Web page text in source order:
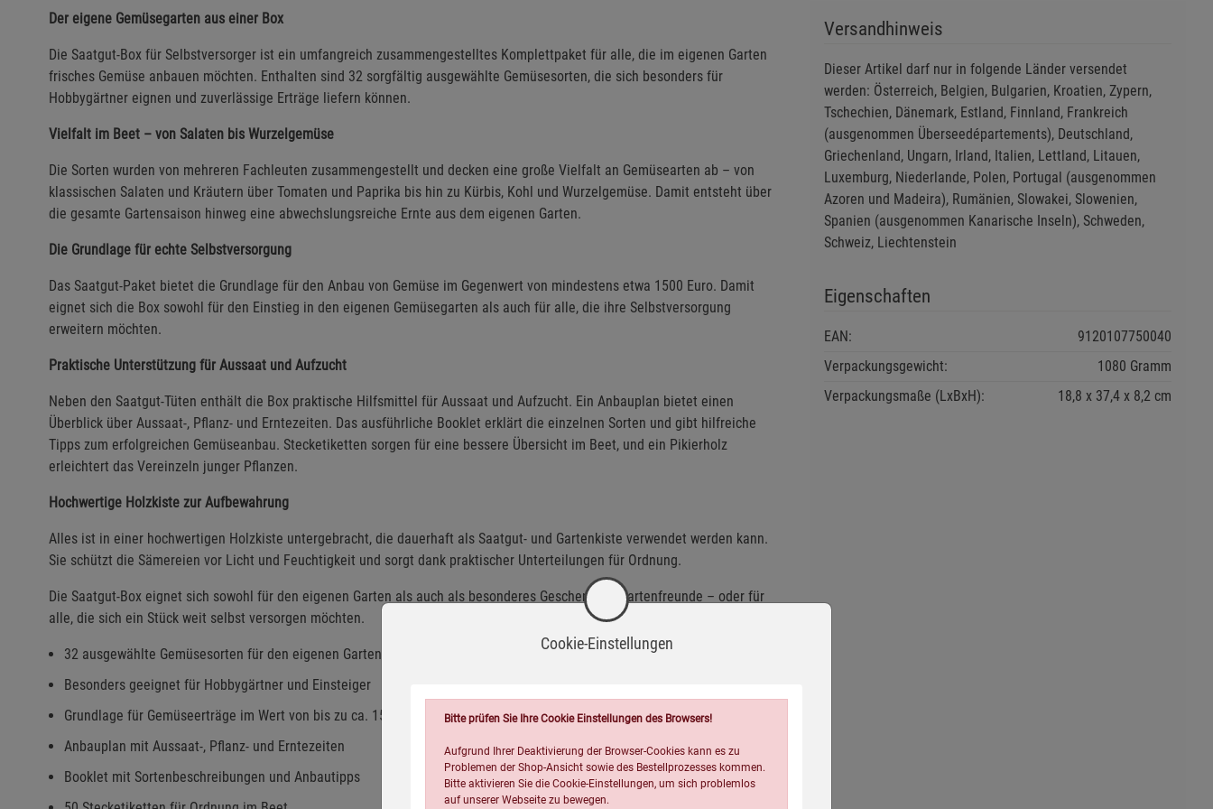
Der eigene Gemüsegarten aus einer Box
Die Saatgut-Box für Selbstversorger ist ein umfangreich zusammengestelltes Komplettpaket für alle, die im eigenen Garten
frisches Gemüse anbauen möchten. Enthalten sind 32 sorgfältig ausgewählte Gemüsesorten, die sich besonders für
Hobbygärtner eignen und zuverlässige Erträge liefern können.
Vielfalt im Beet – von Salaten bis Wurzelgemüse
Die Sorten wurden von mehreren Fachleuten zusammengestellt und decken eine große Vielfalt an Gemüsearten ab – von
klassischen Salaten und Kräutern über Tomaten und Paprika bis hin zu Kürbis, Kohl und Wurzelgemüse. Damit entsteht über
die gesamte Gartensaison hinweg eine abwechslungsreiche Ernte aus dem eigenen Garten.
Die Grundlage für echte Selbstversorgung
Das Saatgut-Paket bietet die Grundlage für den Anbau von Gemüse im Gegenwert von mindestens etwa 1500 Euro. Damit
eignet sich die Box sowohl für den Einstieg in den eigenen Gemüsegarten als auch für alle, die ihre Selbstversorgung
erweitern möchten.
Praktische Unterstützung für Aussaat und Aufzucht
Neben den Saatgut-Tüten enthält die Box praktische Hilfsmittel für Aussaat und Aufzucht. Ein Anbauplan bietet einen
Überblick über Aussaat-, Pflanz- und Erntezeiten. Das ausführliche Booklet erklärt die einzelnen Sorten und gibt hilfreiche
Tipps zum erfolgreichen Gemüseanbau. Stecketiketten sorgen für eine bessere Übersicht im Beet, und ein Pikierholz
erleichtert das Vereinzeln junger Pflanzen.
Hochwertige Holzkiste zur Aufbewahrung
Alles ist in einer hochwertigen Holzkiste untergebracht, die dauerhaft als Saatgut- und Gartenkiste verwendet werden kann.
Sie schützt die Sämereien vor Licht und Feuchtigkeit und sorgt dank praktischer Unterteilungen für Ordnung.
Die Saatgut-Box eignet sich sowohl für den eigenen Garten als auch als besonderes Geschenk für Gartenfreunde – oder für
alle, die sich ein Stück weit selbst versorgen möchten.
32 ausgewählte Gemüsesorten für den eigenen Garten
Besonders geeignet für Hobbygärtner und Einsteiger
Grundlage für Gemüseerträge im Wert von bis zu ca. 1500 Euro
Anbauplan mit Aussaat-, Pflanz- und Erntezeiten
Booklet mit Sortenbeschreibungen und Anbautipps
Versandhinweis
Dieser Artikel darf nur in folgende Länder versendet
werden: Österreich, Belgien, Bulgarien, Kroatien, Zypern,
Tschechien, Dänemark, Estland, Finnland, Frankreich
(ausgenommen Überseedépartements), Deutschland,
Griechenland, Ungarn, Irland, Italien, Lettland, Litauen,
Luxemburg, Niederlande, Polen, Portugal (ausgenommen
Azoren und Madeira), Rumänien, Slowakei, Slowenien,
Spanien (ausgenommen Kanarische Inseln), Schweden,
Schweiz, Liechtenstein
Eigenschaften
EAN:
9120107750040
Verpackungsgewicht:
1080 Gramm
Verpackungsmaße (LxBxH):
18,8 37,4 8,2cm
Cookie-Einstellungen
Bitte prüfen Sie Ihre Cookie Einstellungen des Browsers!
Aufgrund Ihrer Deaktivierung der Browser-Cookies kann es zu
Problemen der Shop-Ansicht sowie des Bestellprozesses kommen.
Bitte aktivieren Sie die Cookie-Einstellungen, um sich problemlos
auf unserer Webseite zu bewegen.